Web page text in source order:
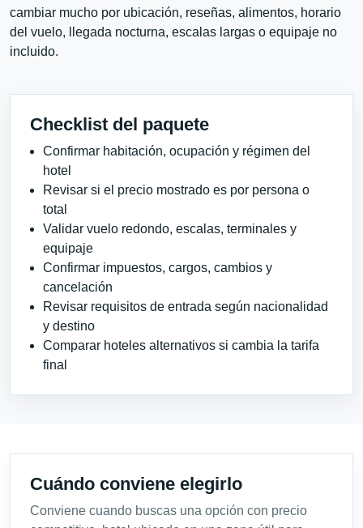
cambiar mucho por ubicación, reseñas, alimentos, horario
del vuelo, llegada nocturna, escalas largas o equipaje no
incluido.
Checklist del paquete
Confirmar habitación, ocupación y régimen del
hotel
Revisar si el precio mostrado es por persona o
total
Validar vuelo redondo, escalas, terminales y
equipaje
Confirmar impuestos, cargos, cambios y
cancelación
Revisar requisitos de entrada según nacionalidad
y destino
Comparar hoteles alternativos si cambia la tarifa
final
Cuándo conviene elegirlo
Conviene cuando buscas una opción con precio